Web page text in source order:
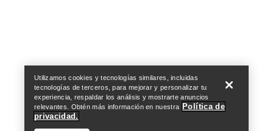
Utilizamos cookies y tecnologías similares, incluidas
tecnologías de terceros, para mejorar y personalizar tu
experiencia, respaldar los análisis y mostrarte anuncios
relevantes. Obtén más información en nuestra Política de
privacidad.